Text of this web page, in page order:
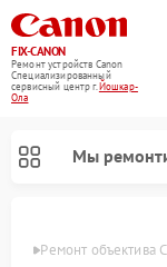
FIX-CANON
Ремонт устройств Canon
Специализированный
cервисный центр г.Йошкар-
Ола
Мы
Оле Ремонт объектива